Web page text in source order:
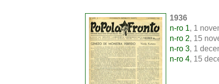
1936
n-ro 1, 1
n-ro 2, 15
n-ro 3, 1
n-ro 4, 15